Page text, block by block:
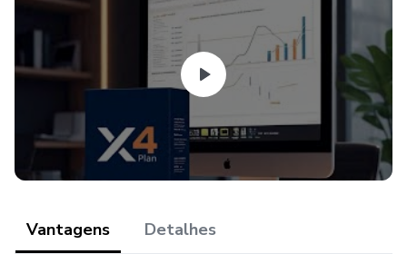
intuitivo, é ideal para quem busca simplicidade e eficiência
no gerenciamento financeiro.
Funcionalidades:
- Registro simplificado: Controle detalhado de receitas e
despesas, categorizando entradas e saídas de forma
personalizada.
- Resumos automáticos: Consolidação de dados mensais
com totalizadores p/ facilitar a visualização do saldo e
Vantagens Detalhes